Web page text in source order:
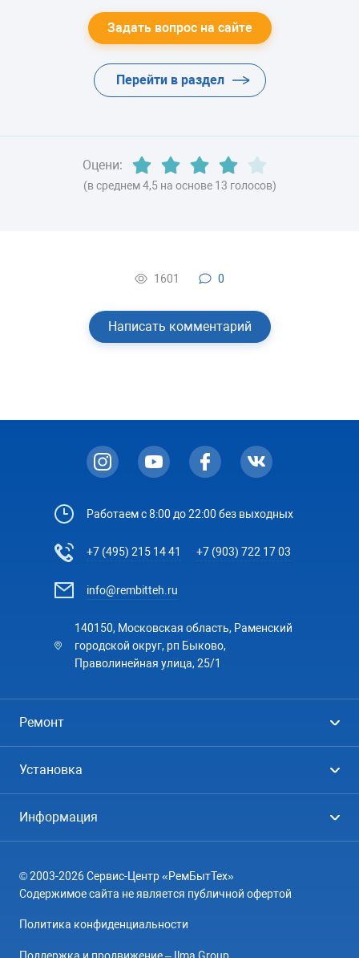
R600a (изобутан)
ВЕС
Задать вопрос на сайте
Перейти в раздел
Оцени:
(в среднем 4,5 на основе 13 голосов)
1601 0
Написать комментарий
Работаем с 8:00 до 22:00 без выходных
+7 (495) 215 14 41 +7 (903) 722 17 03
info@rembitteh.ru
140150, Московская область, Раменский
городской округ, рп Быково,
Праволинейная улица, 25/1
Ремонт
Посудомоечные машины
Кондиционеры
Варочные панели
Электроплиты
Установка
Кондиционеры
Информация
География
© 2003-2026 Сервис-Центр «РемБытТех»
Содержимое сайта не является публичной офертой
Политика конфиденциальности
Поддержка и продвижение – Ilma Group